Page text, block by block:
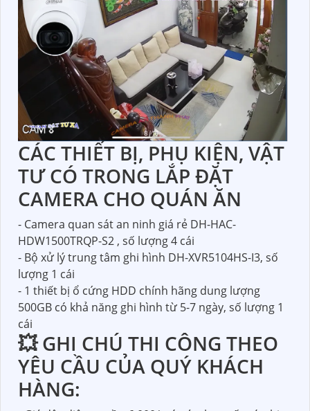
CÁC THIẾT BỊ, PHỤ KIỆN, VẬT
TƯ CÓ TRONG LẮP ĐẶT
CAMERA CHO QUÁN ĂN
- Camera quan sát an ninh giá rẻ DH-HAC-
HDW1500TRQP-S2 , số lượng 4 cái
- Bộ xử lý trung tâm ghi hình DH-XVR5104HS-I3, số
lượng 1 cái
- 1 thiết bị ổ cứng HDD chính hãng dung lượng
500GB có khả năng ghi hình từ 5-7 ngày, số lượng 1
cái
💥 GHI CHÚ THI CÔNG THEO
YÊU CẦU CỦA QUÝ KHÁCH
HÀNG: